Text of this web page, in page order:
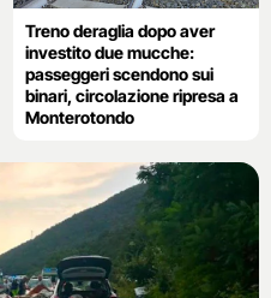
Treno deraglia dopo aver
investito due mucche:
passeggeri scendono sui
binari, circolazione ripresa a
Monterotondo